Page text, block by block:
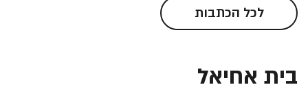
לכל הכתבות
בית אחיאל